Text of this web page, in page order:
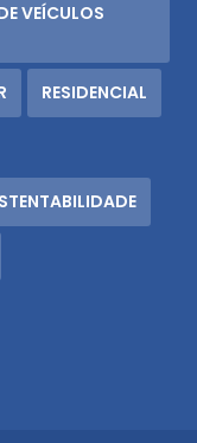
VEÍCULOS
RESIDENCIAL